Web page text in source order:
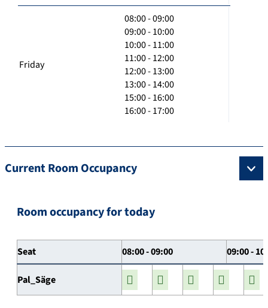
Friday
08:00 - 09:00
09:00 - 10:00
10:00 - 11:00
11:00 - 12:00
12:00 - 13:00
13:00 - 14:00
15:00 - 16:00
16:00 - 17:00
Current Room Occupancy
Room occupancy for today
Seat 08:00 - 09:00 09:00 -
Pal_Säge